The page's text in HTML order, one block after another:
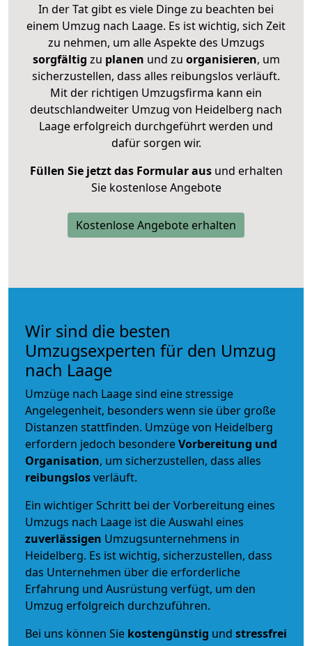
In der Tat gibt es viele Dinge zu beachten bei
einem Umzug nach Laage. Es ist wichtig, sich Zeit
zu nehmen, um alle Aspekte des Umzugs
sorgfältig zu planen und zu organisieren, um
sicherzustellen, dass alles reibungslos verläuft.
Mit der richtigen Umzugsfirma kann ein
deutschlandweiter Umzug von Heidelberg nach
Laage erfolgreich durchgeführt werden und
dafür sorgen wir.
Füllen Sie jetzt das Formular ausund erhalten
Sie kostenlose Angebote
Kostenlose Angebote erhalten
Wir sind die besten
Umzugsexperten für den Umzug
nach Laage
Umzüge nach Laage sind eine stressige
Angelegenheit, besonders wenn sie über große
Distanzen stattfinden. Umzüge von Heidelberg
erfordern jedoch besondereVorbereitung und
Organisation, um sicherzustellen, dass alles
reibungslosverläuft.
Ein wichtiger Schritt bei der Vorbereitung eines
Umzugs nach Laage ist die Auswahl eines
zuverlässigen Umzugsunternehmens in
Heidelberg. Es ist wichtig, sicherzustellen, dass
das Unternehmen über die erforderliche
Erfahrung und Ausrüstung verfügt, um den
Umzug erfolgreich durchzuführen.
Bei uns können Sie kostengünstig und stressfrei